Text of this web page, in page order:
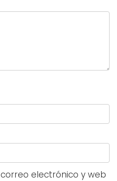
electrónico y web